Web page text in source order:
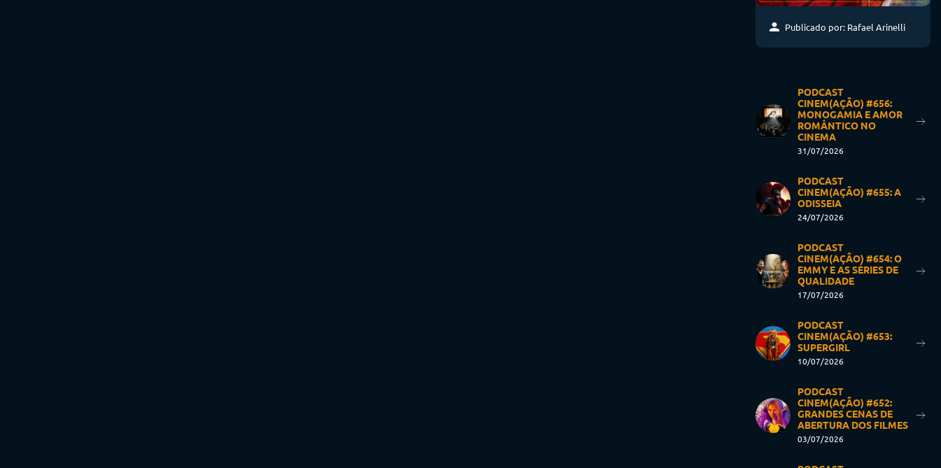
Publicado por: Rafael Arinelli
PODCAST
CINEM(AÇÃO) #656:
MONOGAMIA E AMOR
ROMÂNTICO NO
CINEMA
31/07/2026
PODCAST
CINEM(AÇÃO) #655: A
ODISSEIA
24/07/2026
PODCAST
CINEM(AÇÃO) #654: O
EMMY E AS SÉRIES DE
QUALIDADE
17/07/2026
PODCAST
CINEM(AÇÃO) #653:
SUPERGIRL
10/07/2026
PODCAST
CINEM(AÇÃO) #652:
GRANDES CENAS DE
ABERTURA DOS FILMES
03/07/2026